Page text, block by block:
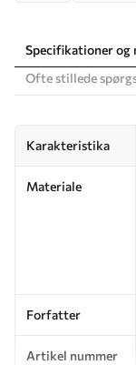
Specifikationer og
Ofte stillede
Karakteristika
Materiale
Forfatter
Artikel nummer